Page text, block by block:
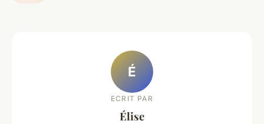
É
ECRIT PAR
Élise